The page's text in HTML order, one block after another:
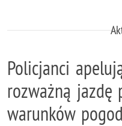
Policjanci
rozważną jazdę
warunków